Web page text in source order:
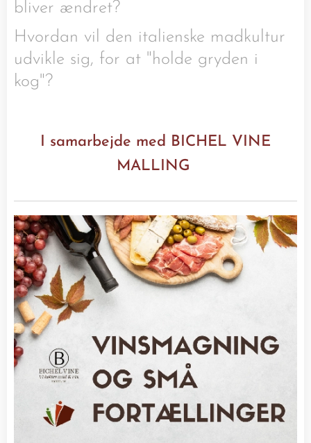
bliver ændret?
Hvordan vil den italienske madkultur
udvikle sig, for at "holde gryden i
kog"?
I samarbejde med BICHEL VINE
MALLING